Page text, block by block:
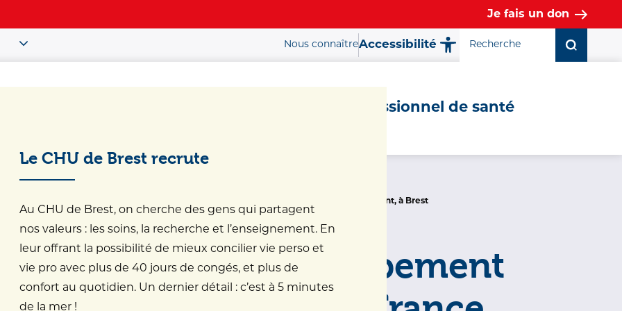
Le CHU de Brest recrute
Au CHU de Brest, on cherche des gens qui partagent
nos valeurs : les soins, la recherche et l’enseignement. En
leur offrant la possibilité de mieux concilier vie perso et
vie pro avec plus de 40 jours de congés, et plus de
confort au quotidien. Un dernier détail : c’est à 5 minutes
de la mer !
Je fais un don
Nous connaîtreAccessibilité
Professionnel de santé
> En ce moment
Groupement d’Intérêt Scientifique, unique en France, autour du handicap de l’enfant, à Brest
» : un nouveau Groupement